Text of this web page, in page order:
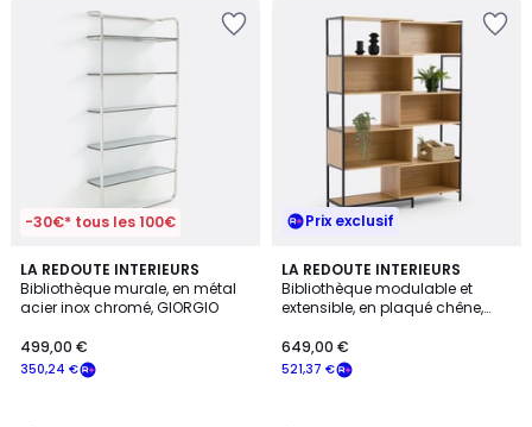
-30€* tous les 100€
LA REDOUTE INTERIEURS
Bibliothèque murale, en métal
acier inox chromé, GIORGIO
350,24 €
499,00 €
4
/
5
Prix exclusif
LA REDOUTE INTERIEURS
Bibliothèque modulable et
extensible, en plaqué chêne,
521,37 €
649,00 €
4,1
/ 5